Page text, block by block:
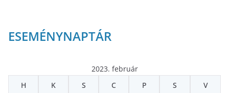
ESEMÉNYNAPTÁR
2023. február
H
K S C P S V